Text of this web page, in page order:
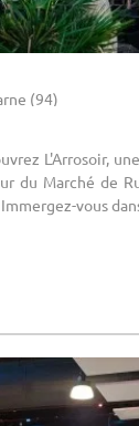
(94)
L'Arrosoir,
du Marché de
vous